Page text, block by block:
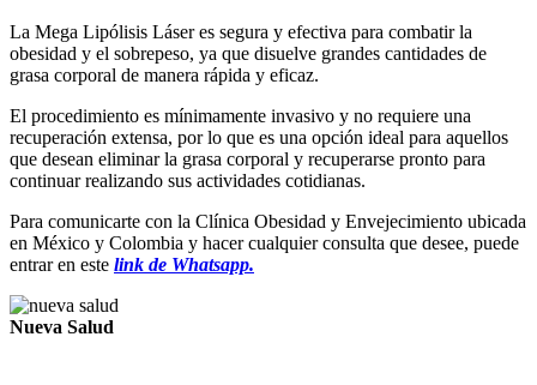
La Mega Lipólisis Láser es segura y efectiva para combatir la
obesidad y el sobrepeso, ya que disuelve grandes cantidades de
grasa corporal de manera rápida y eficaz.
El procedimiento es mínimamente invasivo y no requiere una
recuperación extensa, por lo que es una opción ideal para aquellos
que desean eliminar la grasa corporal y recuperarse pronto para
continuar realizando sus actividades cotidianas.
Para comunicarte con la Clínica Obesidad y Envejecimiento ubicada
en México y Colombia y hacer cualquier consulta que desee, puede
entrar en este link de Whatsapp.
Nueva Salud